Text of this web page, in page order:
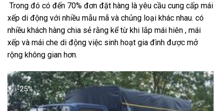
Trong đó có đến 70% đơn đặt hàng là yêu cầu cung cấp mái
xếp di động với nhiều mẫu mã và chủng loại khác nhau. có
nhiều khách hàng chia sẻ rằng kể từ khi lắp mái hiên , mái
xếp và mái che di động việc sinh hoạt gia đình được mở
rộng không gian hơn.
-25%